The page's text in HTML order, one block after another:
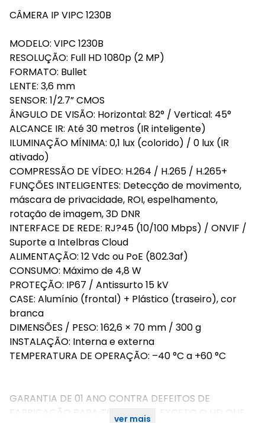
CÂMERA IP VIPC 1230B
MODELO: VIPC 1230B
RESOLUÇÃO: Full HD 1080p (2 MP)
FORMATO: Bullet
LENTE: 3,6 mm
SENSOR: 1/2.7” CMOS
ÂNGULO DE VISÃO: Horizontal: 82° / Vertical: 45°
ALCANCE IR: Até 30 metros (IR inteligente)
ILUMINAÇÃO MÍNIMA: 0,1 lux (colorido) / 0 lux (IR
ativado)
COMPRESSÃO DE VÍDEO: H.264 / H.265 / H.265+
FUNÇÕES INTELIGENTES: Detecção de movimento,
máscara de privacidade, ROI, espelhamento,
rotação de imagem, 3D DNR
INTERFACE DE REDE: RJ?45 (10/100 Mbps) / ONVIF /
Suporte a Intelbras Cloud
ALIMENTAÇÃO: 12 Vdc ou PoE (802.3af)
CONSUMO: Máximo de 4,8 W
PROTEÇÃO: IP67 / Antissurto 15 kV
CASE: Alumínio (frontal) + Plástico (traseiro), cor
branca
DIMENSÕES / PESO: 162,6 × 70 mm / 300 g
INSTALAÇÃO: Interna e externa
TEMPERATURA DE OPERAÇÃO: –40 °C a +60 °C
GARANTIA DE 01 ANO CONTRA DEFEITOS DE
FABRICAÇÃO PARA TODO O KIT, EXCETO O HD QUE
ver mais